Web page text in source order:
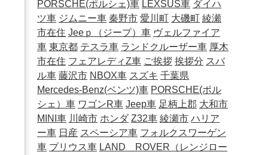
PORSCHE(ポルシェ)車 LEXSUS車 ダイハ
ツ車 ジムニー車 秦野市 愛川町 大磯町 綾瀬
市在住 Jeeｐ（ジープ）車 ヴェルファイア
車 東京都 テスラ車 ランドクルーザー車 厚木
市在住 フェアレディZ車 ご挨拶 挨拶分 スバ
ル車 藤沢市 NBOX車 スズキ 千葉県
Mercedes-Benz(ベンツ)車 PORSCHE(ポル
シェ）車 ワゴンR車 Jeep車 足柄上郡 大和市
MINI車 川崎市 ホンダ Z32車 綾瀬市 ハリア
ー車 日産 スペーシア車 フォルクスワーゲン
車 プリウス車 LAND ROVER（レンジロー